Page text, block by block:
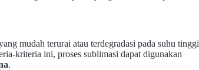
mudah terurai atau terdegradasi pada suhu tinggi
kriteria ini, proses sublimasi dapat digunakan
.